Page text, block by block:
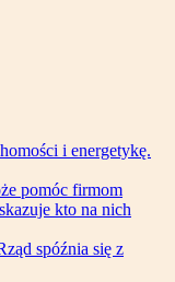
i energetykę.
pomóc firmom
kto na nich
spóźnia się z